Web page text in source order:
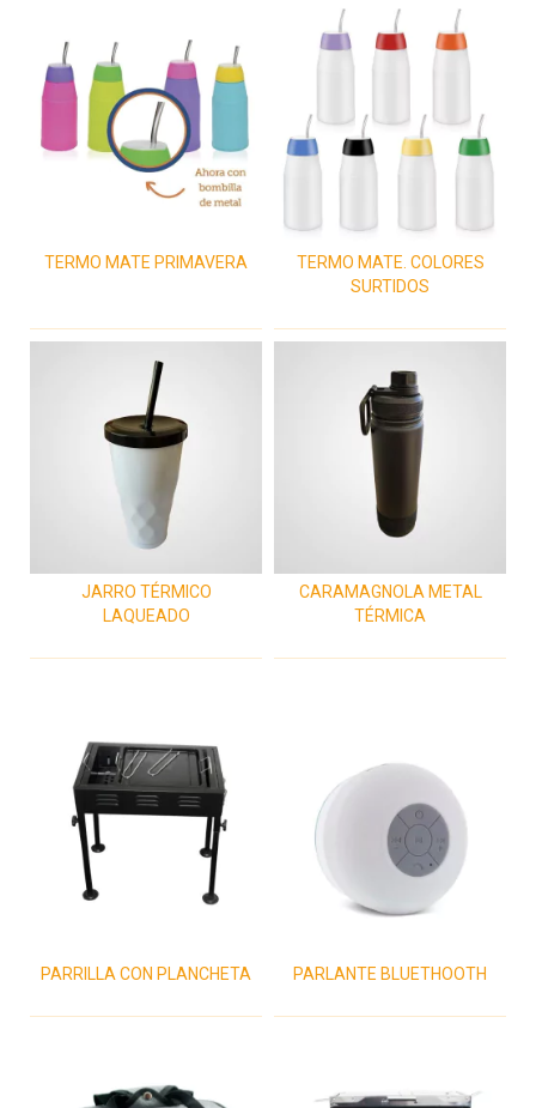
TERMO MATE PRIMAVERA
TERMO MATE. COLORES
SURTIDOS
JARRO TÉRMICO
LAQUEADO
CARAMAGNOLA METAL
TÉRMICA
PARRILLA CON PLANCHETA PARLANTE BLUETHOOTH